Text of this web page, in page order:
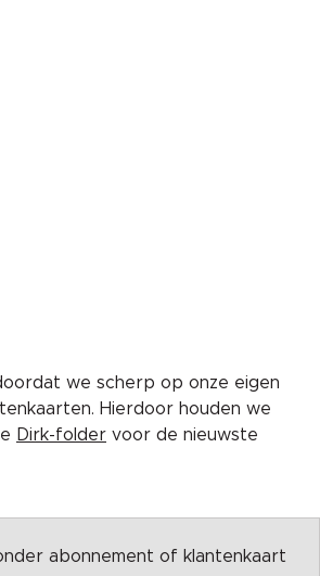
we scherp op onze eigen
Hierdoor houden we
Dirk-folder voor de nieuwste
abonnement of klantenkaart